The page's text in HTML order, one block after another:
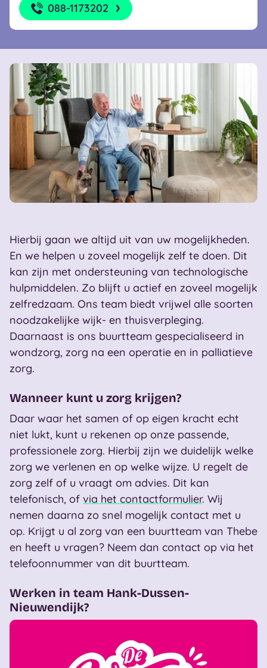
088-1173202
Hierbij gaan we altijd uit van uw mogelijkheden.
En we helpen u zoveel mogelijk zelf te doen. Dit
kan zijn met ondersteuning van technologische
hulpmiddelen. Zo blijft u actief en zoveel mogelijk
zelfredzaam. Ons team biedt vrijwel alle soorten
noodzakelijke wijk- en thuisverpleging.
Daarnaast is ons buurtteam gespecialiseerd in
wondzorg, zorg na een operatie en in palliatieve
zorg.
Wanneer kunt u zorg krijgen?
Daar waar het samen of op eigen kracht echt
niet lukt, kunt u rekenen op onze passende,
professionele zorg. Hierbij zijn we duidelijk welke
zorg we verlenen en op welke wijze. U regelt de
zorg zelf of u vraagt om advies. Dit kan
telefonisch, of via het contactformulier. Wij
nemen daarna zo snel mogelijk contact met u
op. Krijgt u al zorg van een buurtteam van Thebe
en heeft u vragen? Neem dan contact op via het
telefoonnummer van dit buurtteam.
Werken in team Hank-Dussen-
Nieuwendijk?